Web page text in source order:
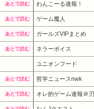
あとで読む わんこーる速報！
あとで読む ゲーム魔人
あとで読む ガールズVIPまとめ
あとで読む ネラーボイス
ユニオンフード
あとで読む 哲学ニュースnwk
あとで読む オレ的ゲーム速報＠刃